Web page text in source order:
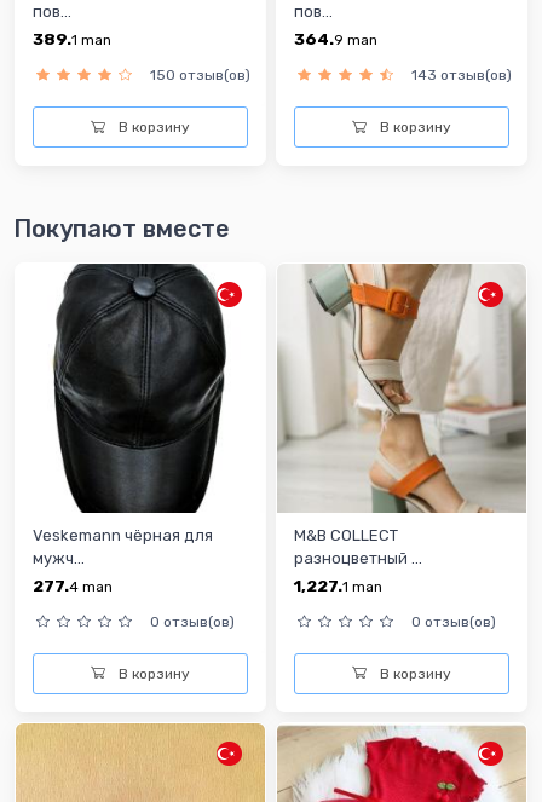
пов...
389.1 man
150 отзыв(ов)
В корзину
пов...
364.9 man
143 отзыв(ов)
В корзину
Покупают вместе
Veskemann чёрная для
мужч...
277.4 man
0 отзыв(ов)
В корзину
M&B COLLECT
разноцветный ...
1,227.1 man
0 отзыв(ов)
В корзину